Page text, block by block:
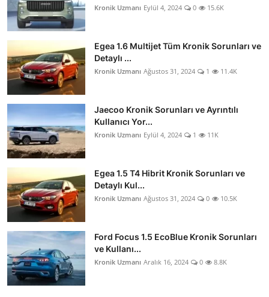
Kronik Uzmanı Eylül 4, 2024 0 15.6K
Egea 1.6 Multijet Tüm Kronik Sorunları ve
Detaylı ...
Kronik Uzmanı Ağustos 31, 2024 1 11.4K
Jaecoo Kronik Sorunları ve Ayrıntılı
Kullanıcı Yor...
Kronik Uzmanı Eylül 4, 2024 1 11K
Egea 1.5 T4 Hibrit Kronik Sorunları ve
Detaylı Kul...
Kronik Uzmanı Ağustos 31, 2024 0 10.5K
Ford Focus 1.5 EcoBlue Kronik Sorunları
ve Kullanı...
Kronik Uzmanı Aralık 16, 2024 0 8.8K